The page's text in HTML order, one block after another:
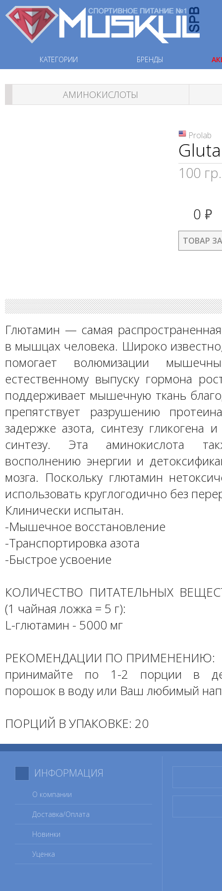
КАТЕГОРИИ БРЕНДЫ
АМИНОКИСЛОТЫ
Prolab
100 гр.
0 руб.
ТОВАР
Глютамин — самая
в мышцах человека. Широко
помогает волюмизации
естественному выпуску гормона
поддерживает мышечную ткань
препятствует разрушению
задержке азота, синтезу гликогена
синтезу. Эта аминокислота
восполнению энергии и
мозга. Поскольку глютамин
использовать круглогодично без
Клинически испытан.
-Мышечное восстановление
-Транспортировка азота
-Быстрое усвоение
КОЛИЧЕСТВО ПИТАТЕЛЬНЫХ
(1 чайная ложка = 5 г):
L-глютамин - 5000 мг
РЕКОМЕНДАЦИИ ПО ПРИМЕНЕНИЮ:
принимайте по 1-2 порции в
порошок в воду или Ваш любимый
ПОРЦИЙ В УПАКОВКЕ: 20
ИНФОРМАЦИЯ
О компании
Доставка/Оплата
Новинки
Уценка